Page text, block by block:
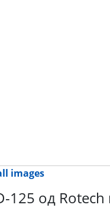
images
125 од